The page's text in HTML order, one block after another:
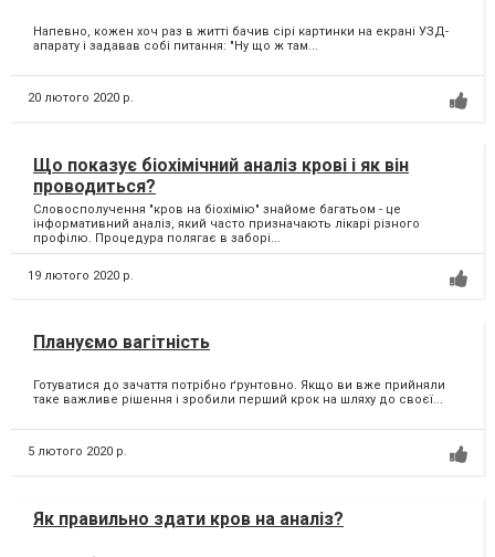
Напевно, кожен хоч раз в житті бачив сірі картинки на екрані УЗД-
апарату і задавав собі питання: "Ну що ж там...
20 лютого 2020 р.
Що показує біохімічний аналіз крові і як він
проводиться?
Словосполучення "кров на біохімію" знайоме багатьом - це
інформативний аналіз, який часто призначають лікарі різного
профілю. Процедура полягає в заборі...
19 лютого 2020 р.
Плануємо вагітність
Готуватися до зачаття потрібно ґрунтовно. Якщо ви вже прийняли
таке важливе рішення і зробили перший крок на шляху до своєї...
5 лютого 2020 р.
Як правильно здати кров на аналіз?